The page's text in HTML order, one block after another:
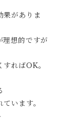
果がありま
理想的ですが
ればOK。
います。